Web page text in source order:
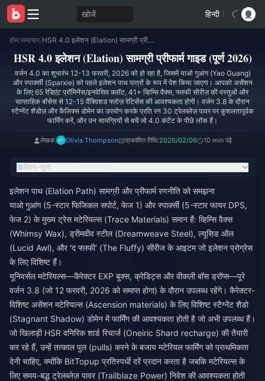
खोजें हिन्दी /
होम/समाचार/ HSR 4.0 इलेशन (Elation) सामग्री प्रीफार्म गाइड (पूर्ण 2026)
HSR 4.0 इलेशन (Elation) सामग्री प्रीफार्म गाइड (पूर्ण 2026)
वर्जन 4.0 का शुभारंभ 12-13 फरवरी, 2026 को हो रहा है, जिसमें याओ गुआंग (Yao Guang)
और स्पार्क्सी (Sparxie) को पहले इलेशन पाथ पात्रों के रूप में पेश किया जाएगा। आपको असेंशन
के लिए 65 रेडिएंट प्रॉमिनेंस/इनवेसिव क्लॉट, 41+ व्हिम्सि वैक्स, फ्लफी सीरीज़ की वस्तुओं और
साप्ताहिक बॉसेस से 12-15 वैंक्विशड फ्लोज़ रेटिसेंस की आवश्यकता होगी। वर्जन 3.8 के दौरान
स्टैग्नेंट शैडोज़ और कैलिक्स डोमेन का उपयोग करके प्रति रन 30 ट्रेलब्लेज़ पावर पर कुशलतापूर्वक
फार्मिंग करें, और उन सामग्रियों से बचें जो 4.0 कंटेंट के पीछे लॉक हैं।
लेखक: Olivia Thompson प्रकाशित तिथि:2026/02/06 10 min पढ़ें
विषय-सूची
इलेशन पाथ (Elation Path) सामग्री और प्रीफार्म रणनीति को समझना
याओ गुआंग (5-स्टार फिजिकल सपोर्ट, फेज 1) और स्पार्क्सी (5-स्टार फायर DPS,
फेज 2) के मुख्य ट्रेस मटेरियल्स (Trace Materials) समान हैं: व्हिम्सि वैक्स
(Whimsy Wax), ड्रीमवीव स्टील (Dreamweave Steel), ल्यूसिड ऑल
(Lucid Awl), और 'द फ्लफी' (The Fluffy) सीरीज के आइटम जो इलेशन प्रोग्रेस
के लिए विशिष्ट हैं।
यूनिवर्सल मटेरियल्स—कैरेक्टर EXP बुक्स, क्रेडिट्स और वीकली बॉस ड्रॉप्स—पूरे
वर्जन 3.8 (जो 12 फरवरी, 2026 को समाप्त होगा) के दौरान उपलब्ध रहेंगे। कैरेक्टर-
विशिष्ट असेंशन मटेरियल्स (Ascension materials) के लिए विशिष्ट स्टैग्नेंट शैडो
(Stagnant Shadow) डोमेन में फार्मिंग की आवश्यकता होती है जो अभी उपलब्ध हैं।
जो खिलाड़ी HSR वनिरिक शार्ड रिचार्ज (Oneiric Shard recharge) की तैयारी
कर रहे हैं, उन्हें तत्काल पुल (pulls) करने के बजाय मटेरियल फार्मिंग को प्राथमिकता
देनी चाहिए, क्योंकि BitTopup प्रतिस्पर्धी दरें प्रदान करता है जबकि मटेरियल्स के
लिए समय-बद्ध ट्रेलब्लेज़ पावर (Trailblaze Power) निवेश की आवश्यकता होती